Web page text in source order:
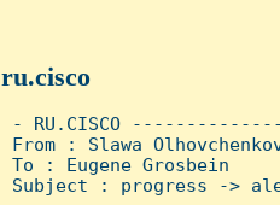
ru.cisco
- RU.CISCO
From : Slawa
To : Eugene Grosbein
Subject : progress ->